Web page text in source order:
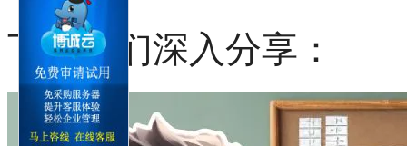
下面我们深入分享：